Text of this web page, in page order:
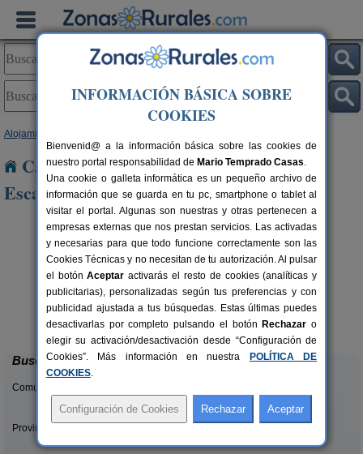
Alojamientos
Casas Rurales cerca de El Casar de
Escalona
16+3 pers.
desde25 €
El Sueño de Lucrecia
Villarrubia de Santiago (Toledo)
Buscar
Comunidades:
Provincias/Islas:
INFORMACIÓN BÁSICA SOBRE
COOKIES
Bienvenid@ a la información básica sobre las cookies de
nuestro portal responsabilidad de Mario Temprado Casas.
Una cookie o galleta informática es un pequeño archivo de
información que se guarda en tu pc, smartphone o tablet al
visitar el portal. Algunas son nuestras y otras pertenecen a
empresas externas que nos prestan servicios. Las activadas
y necesarias para que todo funcione correctamente son las
Cookies Técnicas y no necesitan de tu autorización. Al pulsar
el botónAceptar activarás el resto de cookies (analíticas y
publicitarias), personalizadas según tus preferencias y con
publicidad ajustada a tus búsquedas. Estas últimas puedes
desactivarlas por completo pulsando el botón Rechazar o
elegir su activación/desactivación desde “Configuración de
Cookies”. Más información en nuestra
POLÍTICA DE
COOKIES.